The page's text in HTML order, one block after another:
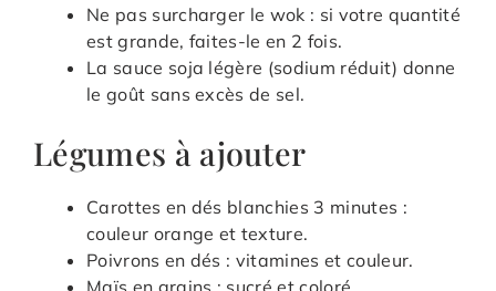
Ne pas surcharger le wok : si votre quantité
est grande, faites-le en 2 fois.
La sauce soja légère (sodium réduit) donne
le goût sans excès de sel.
Légumes à ajouter
Carottes en dés blanchies 3 minutes :
couleur orange et texture.
Poivrons en dés : vitamines et couleur.
Maïs en grains : sucré et coloré.